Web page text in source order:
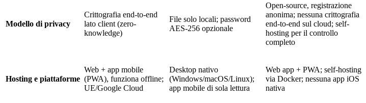
Modello di privacy
Crittografia end-to-end
lato client (zero-
knowledge)
File solo locali; password
AES-256 opzionale
Open-source, registrazione
anonima; nessuna crittografia
end-to-end sul cloud; self-
hosting per il controllo
completo
Hosting e piattaforme
Web + app mobile
(PWA), funziona offline;
UE/Google Cloud
Desktop nativo
(Windows/macOS/Linux);
app mobile di sola lettura
Web app + PWA; self-hosting
via Docker; nessuna app iOS
nativa